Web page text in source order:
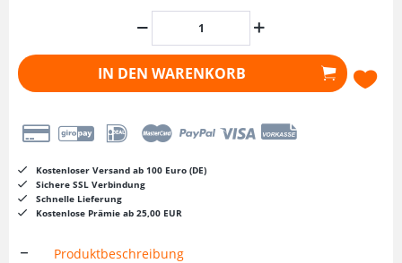
IN DEN WARENKORB
Kostenloser Versand ab 100 Euro (DE)
Sichere SSL Verbindung
Schnelle Lieferung
Kostenlose Prämie ab 25,00 EUR
Produktbeschreibung